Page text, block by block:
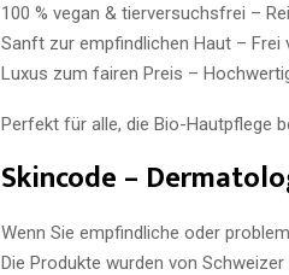
100 % vegan & tierversuchsfrei –
Sanft zur empfindlichen Haut –
Luxus zum fairen Preis –
Perfekt für alle, die Bio-Hautpflege
Skincode –
Wenn Sie empfindliche oder
Die Produkte wurden von